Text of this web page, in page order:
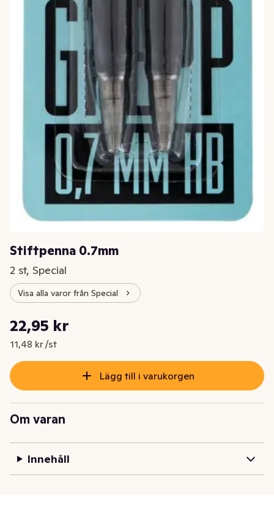
Stiftpenna 0.7mm
2 st, Special
Visa alla varor från Special
Nuvarande pris är: 22,95 kr
22,95 kr
11,48 kr /st
Styckpris: 11,48 kr /st
Lägg till i varukorgen
Om varan
Innehåll